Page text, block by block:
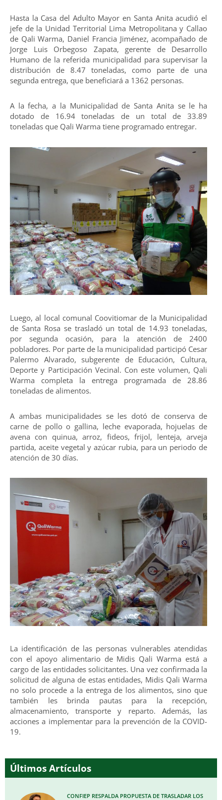
Hasta la Casa del Adulto Mayor en Santa Anita acudió el
jefe de la Unidad Territorial Lima Metropolitana y Callao
de Qali Warma, Daniel Francia Jiménez, acompañado de
Jorge Luis Orbegoso Zapata, gerente de Desarrollo
Humano de la referida municipalidad para supervisar la
distribución de 8.47 toneladas, como parte de una
segunda entrega, que beneficiará a 1362 personas.
A la fecha, a la Municipalidad de Santa Anita se le ha
dotado de 16.94 toneladas de un total de 33.89
toneladas que Qali Warma tiene programado entregar.
Luego, al local comunal Coovitiomar de la Municipalidad
de Santa Rosa se trasladó un total de 14.93 toneladas,
por segunda ocasión, para la atención de 2400
pobladores. Por parte de la municipalidad participó Cesar
Palermo Alvarado, subgerente de Educación, Cultura,
Deporte y Participación Vecinal. Con este volumen, Qali
Warma completa la entrega programada de 28.86
toneladas de alimentos.
A ambas municipalidades se les dotó de conserva de
carne de pollo o gallina, leche evaporada, hojuelas de
avena con quinua, arroz, fideos, frijol, lenteja, arveja
partida, aceite vegetal y azúcar rubia, para un periodo de
atención de 30 días.
La identificación de las personas vulnerables atendidas
con el apoyo alimentario de Midis Qali Warma está a
cargo de las entidades solicitantes. Una vez confirmada la
solicitud de alguna de estas entidades, Midis Qali Warma
no solo procede a la entrega de los alimentos, sino que
también les brinda pautas para la recepción,
almacenamiento, transporte y reparto. Además, las
acciones a implementar para la prevención de la COVID-
19.
Últimos Artículos
CONFIEP RESPALDA PROPUESTA DE TRASLADAR LOS